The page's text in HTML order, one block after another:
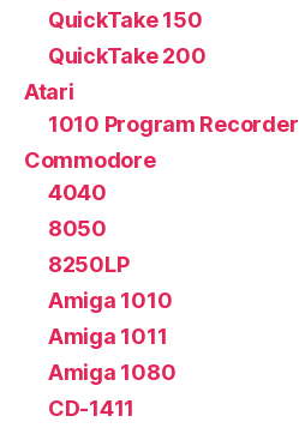
QuickTake 150
QuickTake 200
Atari
1010 Program Recorder
Commodore
4040
8050
8250LP
Amiga 1010
Amiga 1011
Amiga 1080
CD-1411